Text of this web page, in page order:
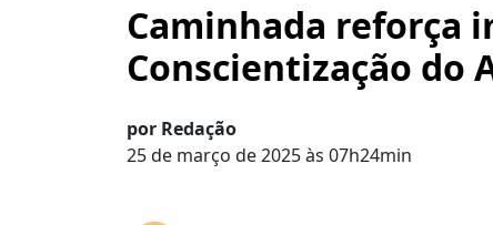
Caminhada reforça
Conscientização do
por Redação
25 de março de 2025 às 07h24min